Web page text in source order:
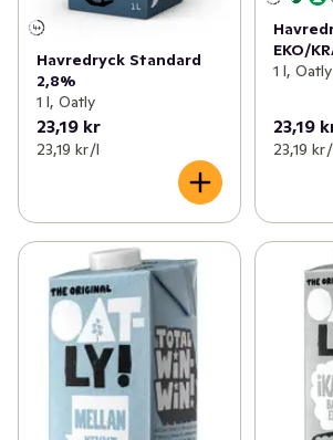
Havredryck Standard
2,8%
1 l, Oatly
23,19 kr
23,19 kr /l
EKO/
1 l, Oatly
23,19
23,19 kr